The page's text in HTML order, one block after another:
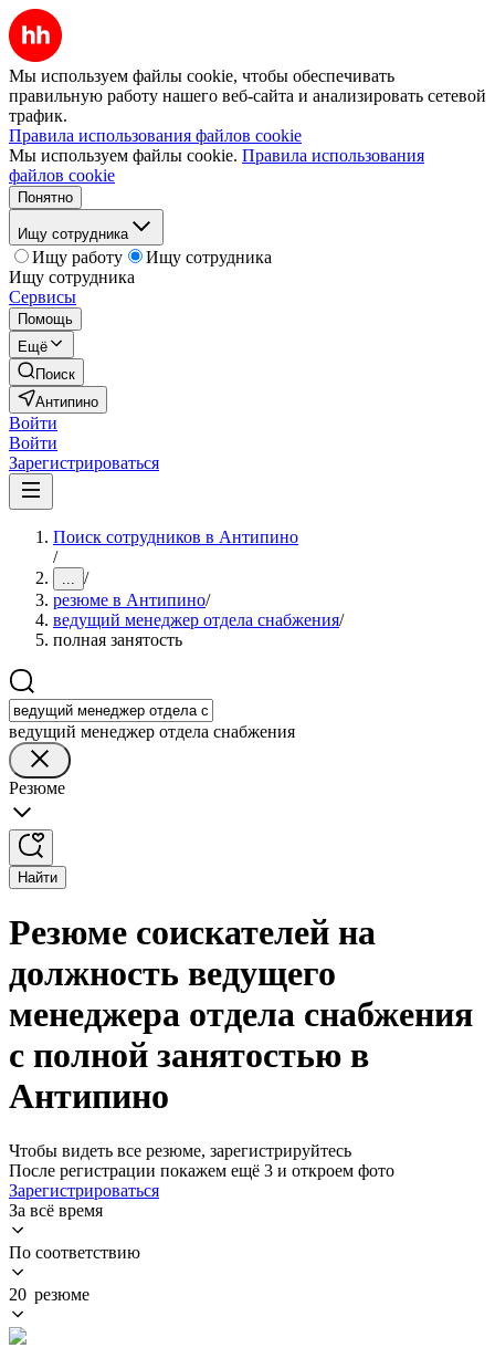
Мы используем файлы cookie, чтобы обеспечивать
правильную работу нашего веб-сайта и анализировать сетевой
трафик.
Правила использования файлов cookie
Мы используем файлы cookie. Правила использования
файлов cookie
Понятно
Ищу сотрудника
Ищу работу
Ищу сотрудника
Ищу сотрудника
Сервисы
Помощь
Ещё
Поиск
Антипино
Войти
Войти
Зарегистрироваться
Поиск сотрудников в Антипино
/
... /
резюме в Антипино/
ведущий менеджер отдела снабжения/
полная занятость
ведущий менеджер отдела снабжения
Резюме
Найти
Резюме соискателей на
должность ведущего
менеджера отдела снабжения
с полной занятостью в
Антипино
Чтобы видеть все резюме, зарегистрируйтесь
После регистрации покажем ещё 3 и откроем фото
Зарегистрироваться
За всё время
По соответствию
20 резюме